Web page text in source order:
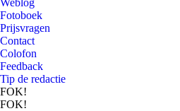
Weblog
Fotoboek
Prijsvragen
Contact
Colofon
Feedback
Tip de redactie
FOK!
FOK!